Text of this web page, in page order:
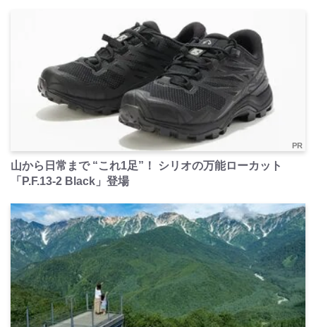
PR
山から日常まで “これ1足”！ シリオの万能ローカット
「P.F.13-2 Black」登場